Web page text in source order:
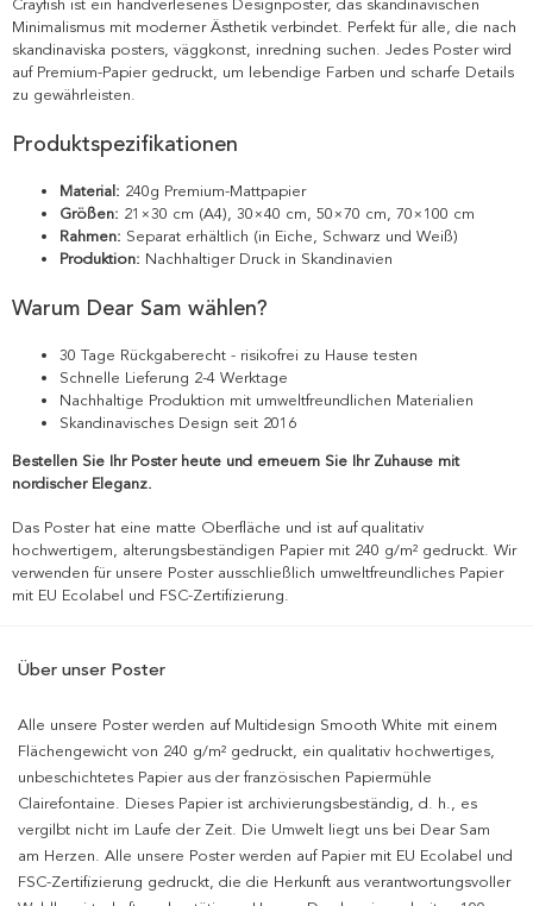
Crayfish ist ein handverlesenes Designposter, das skandinavischen
Minimalismus mit moderner Ästhetik verbindet. Perfekt für alle, die nach
skandinaviska posters, väggkonst, inredning suchen. Jedes Poster wird
auf Premium-Papier gedruckt, um lebendige Farben und scharfe Details
zu gewährleisten.
Produktspezifikationen
Material: 240g Premium-Mattpapier
Größen: 21×30 cm (A4), 30×40 cm, 50×70 cm, 70×100 cm
Rahmen: Separat erhältlich (in Eiche, Schwarz und Weiß)
Produktion: Nachhaltiger Druck in Skandinavien
Warum Dear Sam wählen?
30 Tage Rückgaberecht - risikofrei zu Hause testen
Schnelle Lieferung 2-4 Werktage
Nachhaltige Produktion mit umweltfreundlichen Materialien
Skandinavisches Design seit 2016
Bestellen Sie Ihr Poster heute und erneuern Sie Ihr Zuhause mit
nordischer Eleganz.
Das Poster hat eine matte Oberfläche und ist auf qualitativ
hochwertigem, alterungsbeständigen Papier mit 240 g/m² gedruckt. Wir
verwenden für unsere Poster ausschließlich umweltfreundliches Papier
mit EU Ecolabel und FSC-Zertifizierung.
Über unser Poster
Alle unsere Poster werden auf Multidesign Smooth White mit einem
Flächengewicht von 240 g/m² gedruckt, ein qualitativ hochwertiges,
unbeschichtetes Papier aus der französischen Papiermühle
Clairefontaine. Dieses Papier ist archivierungsbeständig, d. h., es
vergilbt nicht im Laufe der Zeit. Die Umwelt liegt uns bei Dear Sam
am Herzen. Alle unsere Poster werden auf Papier mit EU Ecolabel und
FSC-Zertifizierung gedruckt, die die Herkunft aus verantwortungsvoller